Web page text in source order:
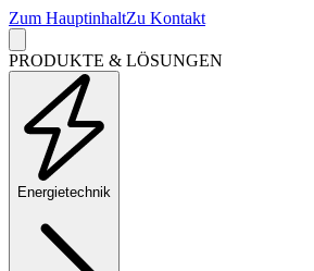
Zum HauptinhaltZu Kontakt
PRODUKTE & LÖSUNGEN
Energietechnik